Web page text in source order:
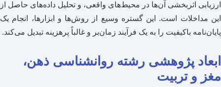
ارزیابی اثربخشی آن‌ها در محیط‌های واقعی، و تحلیل داده‌های حاصل از
این مداخلات است. این گستره وسیع از روش‌ها و ابزارها، انجام یک
پایان‌نامه باکیفیت را به یک فرآیند زمان‌بر و غالباً پرهزینه تبدیل می‌کند.
ابعاد پژوهشی رشته روانشناسی ذهن،
مغز و تربیت